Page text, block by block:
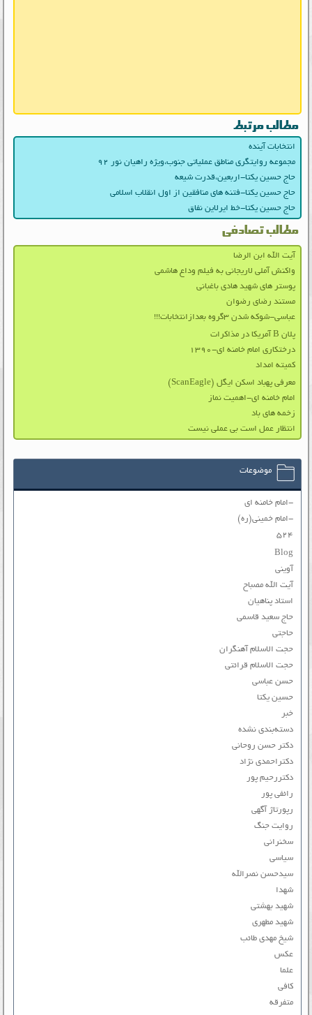
مطالب مرتبط
انتخابات آینده
مجموعه روایتگری مناطق عملیاتی جنوب،ویژه راهیان نور ۹۲
حاج حسین یکتا-اربعین،قدرت شیعه
حاج حسین یکتا-فتنه های منافقین از اول انقلاب اسلامی
حاج حسین یکتا-خط ایرلاین نفاق
مطالب تصادفی
آیت الله ابن الرضا
واکنش آملی لاریجانی به فیلم وداع هاشمی
پوستر های شهید هادی باغبانی
مستند رضای رضوان
عباسی-شوکه شدن ۳گروه بعدازانتخابات!!!
پلان B آمریکا در مذاکرات
درختکاری امام خامنه ای-۱۳۹۰
کمیته امداد
معرفی پهباد اسکن ایگل (ScanEagle)
امام خامنه ای-اهمیت نماز
زخمه های باد
انتظار عمل است بی عملی نیست
موضوعات
-امام خامنه ای
-امام خمینی(ره)
۵۲۴
Blog
آوینی
آیت الله مصباح
استاد پناهیان
حاج سعید قاسمی
حاجتی
حجت الاسلام آهنگران
حجت الاسلام قرائتی
حسن عباسی
حسین یکتا
خبر
دسته‌بندی نشده
دکتر حسن روحانی
دکتراحمدی نژاد
دکتررحیم پور
رائفی پور
رپورتاژ آگهی
روایت جنگ
سخنرانی
سیاسی
سیدحسن نصرالله
شهدا
شهید بهشتی
شهید مطهری
شیخ مهدی طائب
عکس
علما
کافی
متفرقه